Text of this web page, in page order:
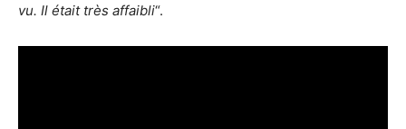
vu. Il était très affaibli“.